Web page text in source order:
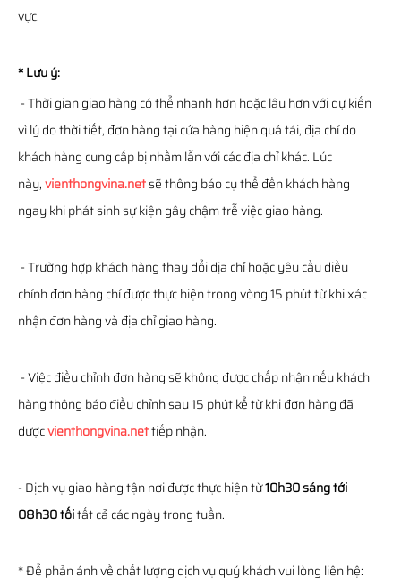
vực.
* Lưu ý:
- Thời gian giao hàng có thể nhanh hơn hoặc lâu hơn với dự kiến
vì lý do thời tiết, đơn hàng tại cửa hàng hiện quá tải, địa chỉ do
khách hàng cung cấp bị nhầm lẫn với các địa chỉ khác. Lúc
này,vienthongvina.netsẽ thông báo cụ thể đến khách hàng
ngay khi phát sinh sự kiện gây chậm trễ việc giao hàng.
- Trường hợp khách hàng thay đổi địa chỉ hoặc yêu cầu điều
chỉnh đơn hàng chỉ được thực hiện trong vòng 15 phút từ khi xác
nhận đơn hàng và địa chỉ giao hàng.
- Việc điều chỉnh đơn hàng sẽ không được chấp nhận nếu khách
hàng thông báo điều chỉnh sau 15 phút kể từ khi đơn hàng đã
đượcvienthongvina.nettiếp nhận.
- Dịch vụ giao hàng tận nơi được thực hiện từ10h30 sáng tới
08h30 tốitất cả các ngày trong tuần.
* Để phản ánh về chất lượng dịch vụ quý khách vui lòng liên hệ: